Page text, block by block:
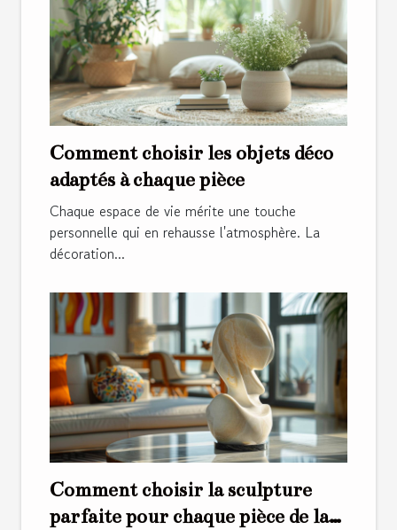
Comment choisir les objets déco
adaptés à chaque pièce
Chaque espace de vie mérite une touche
personnelle qui en rehausse l'atmosphère. La
décoration...
Comment choisir la sculpture
parfaite pour chaque pièce de la